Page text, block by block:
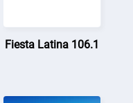
Fiesta Latina 106.1